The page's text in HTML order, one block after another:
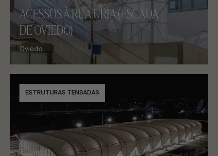
ACESSOS À RUA URIA (ESCADA
DE OVIEDO)
Oviedo
ESTRUTURAS TENSADAS